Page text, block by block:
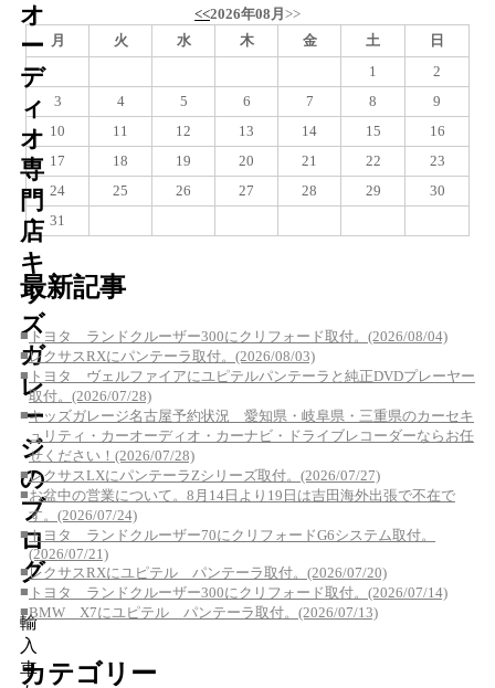
オ
ー
デ
ィ
オ
専
門
店
キ
ッ
ズ
ガ
レ
ー
ジ
の
ブ
ロ
グ
輸
入
車
<<2026年08月>>
月
火 水 木 金 土
日
1
2
3
4 5 6 7 8
9
10
11 12 13 14 15
16
17
18 19 20 21 22
23
24
25 26 27 28 29
30
31
最新記事
■トヨタ ランドクルーザー300にクリフォード取付。(2026/08/04)
■レクサスRXにパンテーラ取付。(2026/08/03)
■ トヨタ ヴェルファイアにユピテルパンテーラと純正DVDプレーヤー
取付。(2026/07/28)
■キッズガレージ名古屋予約状況 愛知県・岐阜県・三重県のカーセキ
ュリティ・カーオーディオ・カーナビ・ドライブレコーダーならお任
せください！(2026/07/28)
■レクサスLXにパンテーラZシリーズ取付。(2026/07/27)
■お盆中の営業について。8月14日より19日は吉田海外出張で不在で
す。(2026/07/24)
■トヨタ ランドクルーザー70にクリフォードG6システム取付。
(2026/07/21)
■レクサスRXにユピテル パンテーラ取付。(2026/07/20)
■ トヨタ ランドクルーザー300にクリフォード取付。(2026/07/14)
■BMW X7にユピテル パンテーラ取付。(2026/07/13)
カテゴリー